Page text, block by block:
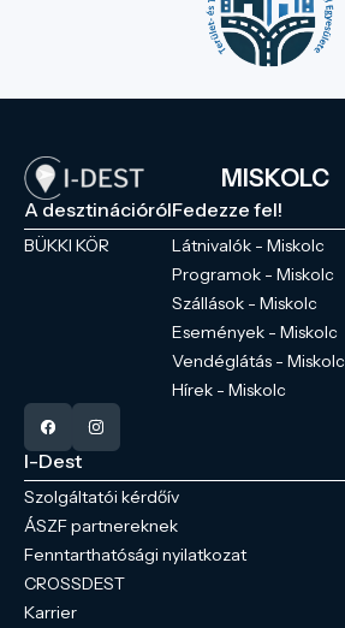
MISKOLC
A desztinációról
BÜKKI KÖR
Fedezze fel!
Látnivalók - Miskolc
Programok - Miskolc
Szállások - Miskolc
Események - Miskolc
Vendéglátás - Miskolc
Hírek - Miskolc
I-Dest
Szolgáltatói kérdőív
ÁSZF partnereknek
Fenntarthatósági nyilatkozat
CROSSDEST
Karrier